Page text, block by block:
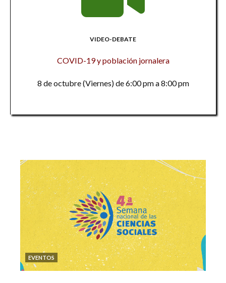
VIDEO-DEBATE
COVID-19 y población jornalera
8 de octubre (Viernes) de 6:00 pm a 8:00 pm
EVENTOS